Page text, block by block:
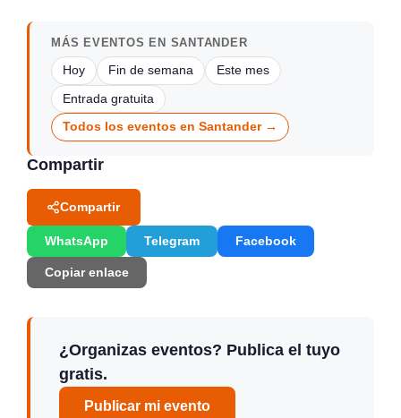
MÁS EVENTOS EN SANTANDER
Hoy Fin de semana Este mes
Entrada gratuita
Todos los eventos en Santander →
Compartir
Compartir
WhatsApp Telegram Facebook
Copiar enlace
¿Organizas eventos? Publica el tuyo
gratis.
Publicar mi evento